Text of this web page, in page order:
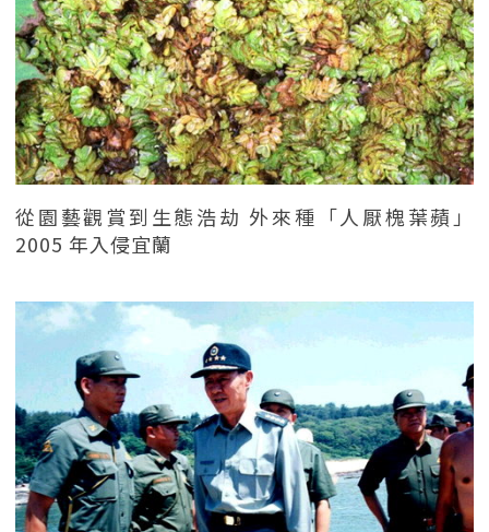
從園藝觀賞到生態浩劫 外來種「人厭槐葉蘋」
2005 年入侵宜蘭